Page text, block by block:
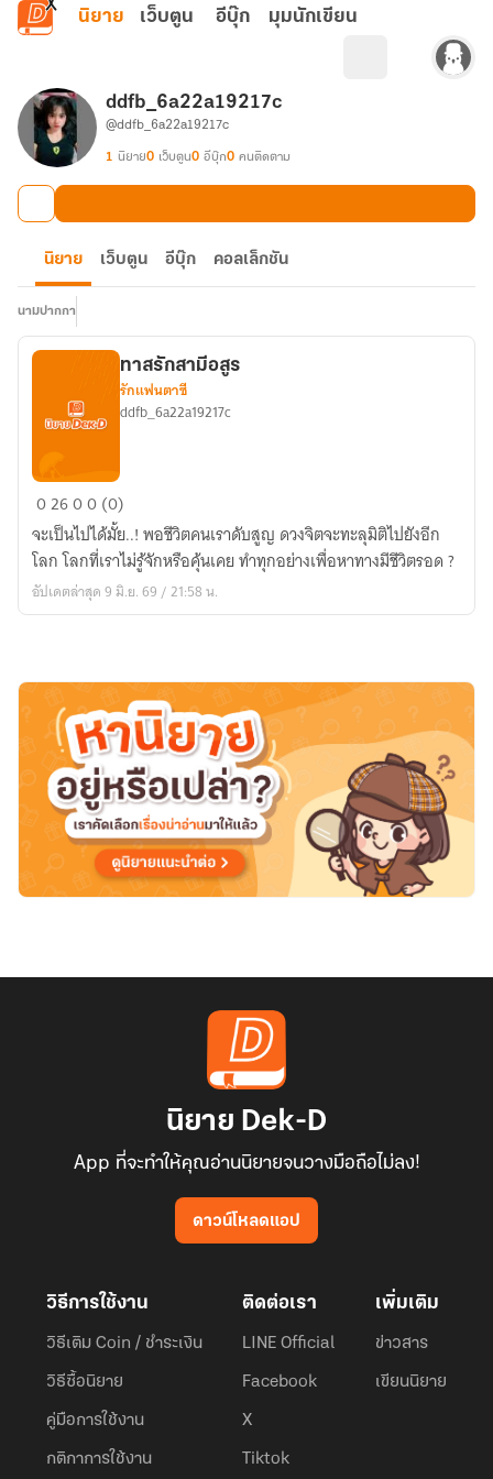
ข้ามไปยังเนื้อหาหลัก
นิยาย เว็บตูน อีบุ๊ก มุมนักเขียน
ddfb_6a22a19217c
@ddfb_6a22a19217c
1 นิยาย0 เว็บตูน0 อีบุ๊ก0 คนติดตาม
นิยาย เว็บตูน อีบุ๊ก คอลเล็กชัน
นามปากกา
ทาส
สามี
อสูร
ทาสรักสามีอสูร
รักแฟนตาซี
ddfb_6a22a19217c
02600 (0)
จะเป็นไปได้มั้ย..! พอชีวิตคนเราดับสูญ ดวงจิตจะทะลุมิติไปยังอีก
โลก โลกที่เราไม่รู้จักหรือคุ้นเคย ทำทุกอย่างเพื่อหาทางมีชีวิตรอด ?
อัปเดตล่าสุด 9 มิ.ย. 69 / 21:58 น.
นิยาย Dek-D
App ที่จะทำให้คุณอ่านนิยายจนวางมือถือไม่ลง!
ดาวน์โหลดแอป
วิธีการใช้งาน
วิธีเติม Coin / ชำระเงิน
วิธีซื้อนิยาย
คู่มือการใช้งาน
กติกาการใช้งาน
ติดต่อเรา
LINE Official
Facebook
X
Tiktok
เพิ่มเติม
ข่าวสาร
เขียนนิยาย